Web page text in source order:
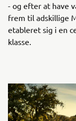
- og efter at have
frem til adskillige
etableret sig i en
klasse.